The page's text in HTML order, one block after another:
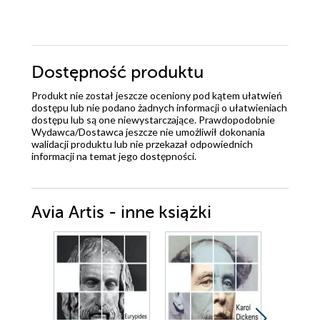
Dostępność produktu
Produkt nie został jeszcze oceniony pod kątem ułatwień
dostępu lub nie podano żadnych informacji o ułatwieniach
dostępu lub są one niewystarczające. Prawdopodobnie
Wydawca/Dostawca jeszcze nie umożliwił dokonania
walidacji produktu lub nie przekazał odpowiednich
informacji na temat jego dostępności.
Avia Artis - inne książki